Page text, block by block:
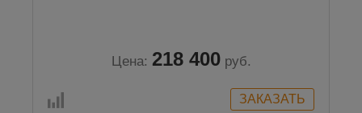
Цена: 218 400 руб.